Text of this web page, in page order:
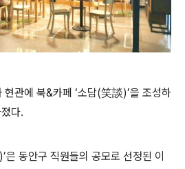
관에 북&카페 ‘소담(笑談)’을 조성하
다.
동안구 직원들의 공모로 선정된 이